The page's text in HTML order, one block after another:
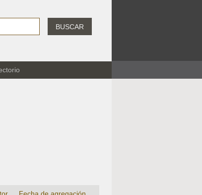
BUSCAR
Fecha de agregación